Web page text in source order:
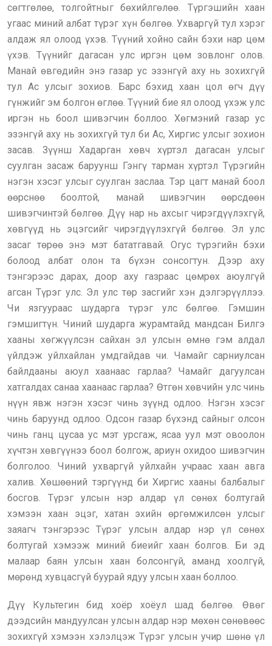
сөгтгөлөө, толгойтныг бөхийлгөлөө. Түргэшийн хаан
угаас миний албат түрэг хүн бөлгөө. Ухваргүй тул хэрэг
алдаж ял олоод үхэв. Түүний хойно сайн бэхи нар цөм
үхэв. Түүнийг дагасан улс иргэн цөм зовлонг олов.
Манай өвгөдийн энэ газар ус эзэнгүй аху нь зохихгүй
тул Ас улсыг зохиов. Барс бэхид хаан цол өгч дүү
гүнжийг эм болгон өглөө. Түүний бие ял олоод үхэж улс
иргэн нь боол шивэгчин боллоо. Хөгмэний газар ус
эзэнгүй аху нь зохихгүй тул би Ас, Хиргис улсыг зохион
засав. Зүүнш Хадарган хөвч хүртэл дагасан улсыг
суулган засаж баруунш Гэнгү тарман хүртэл Түрэгийн
нэгэн хэсэг улсыг суулган заслаа. Тэр цагт манай боол
өөрснөө боолтой, манай шивэгчин өөрсдөөн
шивэгчинтэй бөлгөө. Дүү нар нь ахсыг чирэгдүүлэхгүй,
хөвгүүд нь эцэгсийг чирэгдүүлэхгүй бөлгөө. Эл улс
засаг төрөө энэ мэт бататгавай. Огус түрэгийн бэхи
болоод албат олон та бүхэн сонсогтун. Дээр аху
тэнгэрээс дарах, доор аху газраас цөмрөх аюулгүй
агсан Түрэг улс. Эл улс төр засгийг хэн дэлгэрүүллээ.
Чи язгуураас шударга түрэг улс бөлгөө. Гэмшин
гэмшигтүн. Чиний шударга журамтайд мандсан Билгэ
хааны хөгжүүлсэн сайхан эл улсын өмнө гэм алдал
үйлдэж уйлхайлан умдгайдав чи. Чамайг сарниулсан
байлдааны аюул хаанаас гарлаа? Чамайг дагуулсан
хатгалдах санаа хаанаас гарлаа? Өтгөн хөвчийн улс чинь
нүүн явж нэгэн хэсэг чинь зүүнд одлоо. Нэгэн хэсэг
чинь баруунд одлоо. Одсон газар бүхэнд сайныг олсон
чинь ганц цусаа ус мэт урсгаж, ясаа уул мэт овоолон
хүчтэн хөвгүүнээ боол болгож, ариун охидоо шивэгчин
болголоо. Чиний ухваргүй уйлхайн учраас хаан авга
халив. Хөшөөний тэргүүнд би Хиргис хааны балбалыг
босгов. Түрэг улсын нэр алдар үл сөнөх болтугай
хэмээн хаан эцэг, хатан эхийн өргөмжилсөн улсыг
заяагч тэнгэрээс Түрэг улсын алдар нэр үл сөнөх
болтугай хэмээж миний биеийг хаан болгов. Би эд
малаар баян улсын хаан болсонгүй, аманд хоолгүй,
мөрөнд хувцасгүй буурай ядуу улсын хаан боллоо.
Дүү Культегин бид хоёр хоёул шад бөлгөө. Өвөг
дээдсийн мандуулсан улсын алдар нэр мөхөн сөнөвөөс
зохихгүй хэмээн хэлэлцэж Түрэг улсын учир шөнө үл